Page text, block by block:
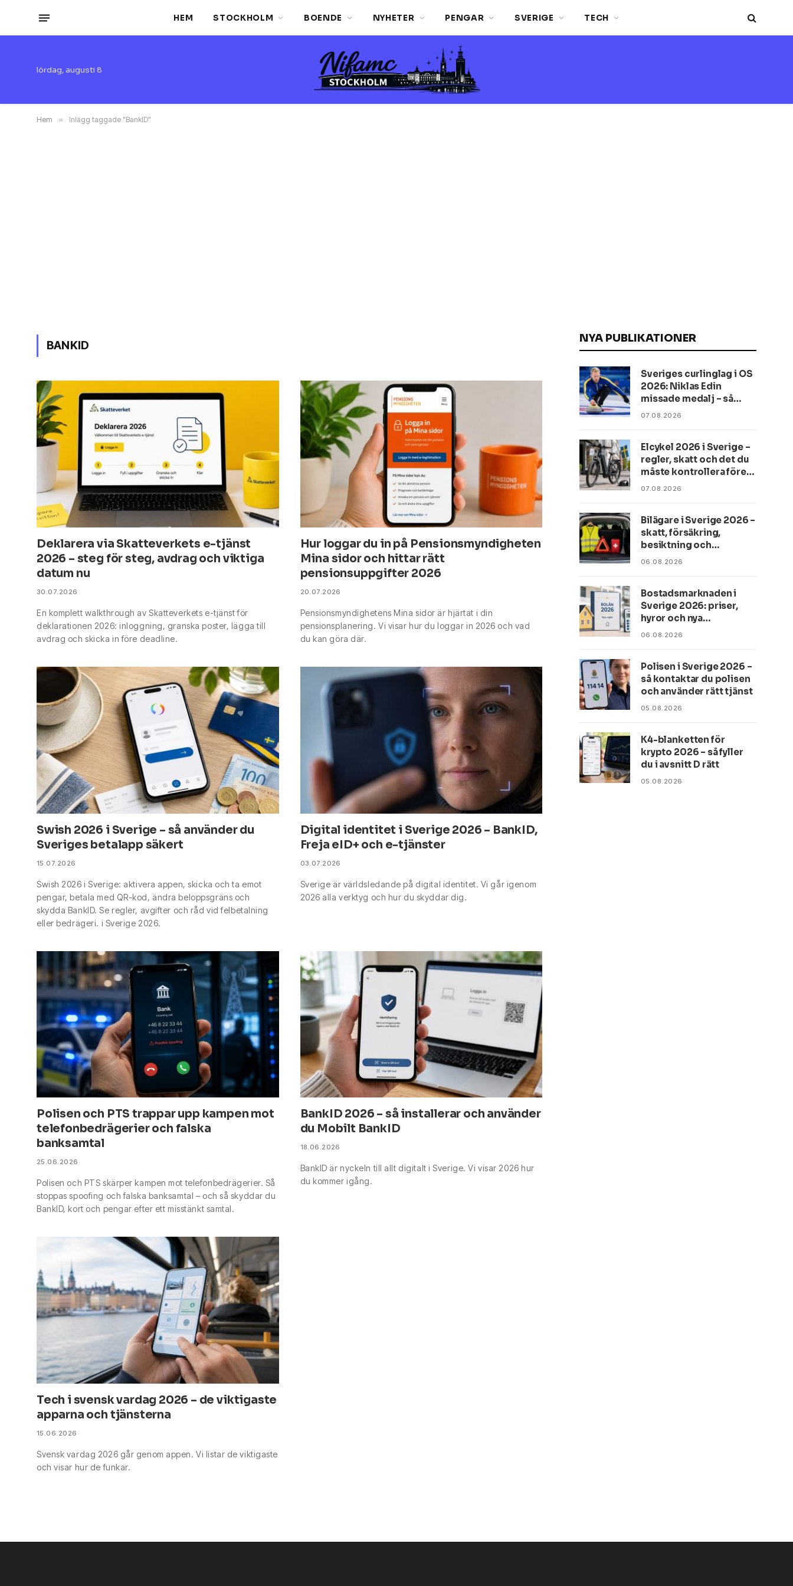
HEM STOCKHOLM BOENDE NYHETER PENGAR SVERIGE TECH
lördag, augusti 8
Hem » Inlägg taggade "BankID"
BANKID
Deklarera via Skatteverkets e-tjänst
2026 – steg för steg, avdrag och viktiga
datum nu
30.07.2026
En komplett walkthrough av Skatteverkets e-tjänst för
deklarationen 2026: inloggning, granska poster, lägga till
avdrag och skicka in före deadline.
Hur loggar du in på Pensionsmyndigheten
Mina sidor och hittar rätt
pensionsuppgifter 2026
20.07.2026
Pensionsmyndighetens Mina sidor är hjärtat i din
pensionsplanering. Vi visar hur du loggar in 2026 och vad
du kan göra där.
Swish 2026 i Sverige – så använder du
Sveriges betalapp säkert
15.07.2026
Swish 2026 i Sverige: aktivera appen, skicka och ta emot
pengar, betala med QR-kod, ändra beloppsgräns och
skydda BankID. Se regler, avgifter och råd vid felbetalning
eller bedrägeri. i Sverige 2026.
Digital identitet i Sverige 2026 – BankID,
Freja eID+ och e-tjänster
03.07.2026
Sverige är världsledande på digital identitet. Vi går igenom
2026 alla verktyg och hur du skyddar dig.
Polisen och PTS trappar upp kampen mot
telefonbedrägerier och falska
banksamtal
25.06.2026
Polisen och PTS skärper kampen mot telefonbedrägerier. Så
stoppas spoofing och falska banksamtal – och så skyddar du
BankID, kort och pengar efter ett misstänkt samtal.
BankID 2026 – så installerar och använder
du Mobilt BankID
18.06.2026
BankID är nyckeln till allt digitalt i Sverige. Vi visar 2026 hur
du kommer igång.
Tech i svensk vardag 2026 – de viktigaste
apparna och tjänsterna
15.06.2026
Svensk vardag 2026 går genom appen. Vi listar de viktigaste
och visar hur de funkar.
NYA PUBLIKATIONER
Sveriges curlinglag i OS
2026: Niklas Edin
missade medalj – så
slutade turneringen
07.08.2026
Elcykel 2026 i Sverige –
regler, skatt och det du
måste kontrollera före
köp
07.08.2026
Bilägare i Sverige 2026 –
skatt, försäkring,
besiktning och
utrustning du måste ha
06.08.2026
Bostadsmarknaden i
Sverige 2026: priser,
hyror och nya
bolåneregler
06.08.2026
Polisen i Sverige 2026 –
så kontaktar du polisen
och använder rätt tjänst
05.08.2026
K4-blanketten för
krypto 2026 – så fyller
du i avsnitt D rätt
05.08.2026